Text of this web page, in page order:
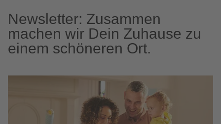
Newsletter: Zusammen
machen wir Dein Zuhause zu
einem schöneren Ort.